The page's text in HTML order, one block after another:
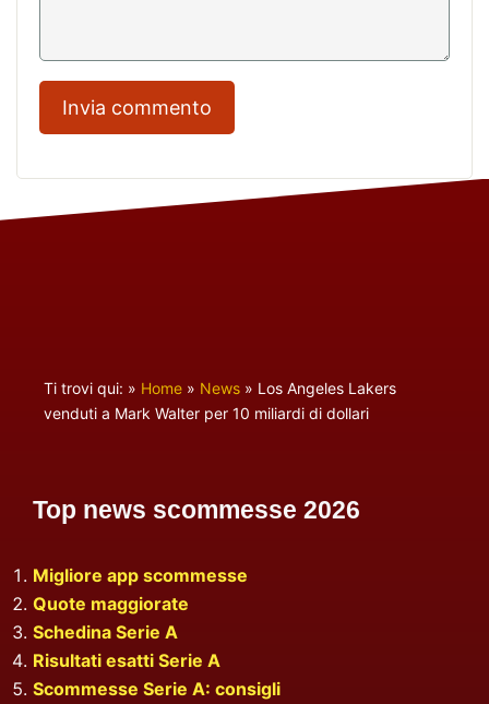
Ti trovi qui: » Home » News » Los Angeles Lakers
venduti a Mark Walter per 10 miliardi di dollari
Top news scommesse 2026
Migliore app scommesse
Quote maggiorate
Schedina Serie A
Risultati esatti Serie A
Scommesse Serie A: consigli